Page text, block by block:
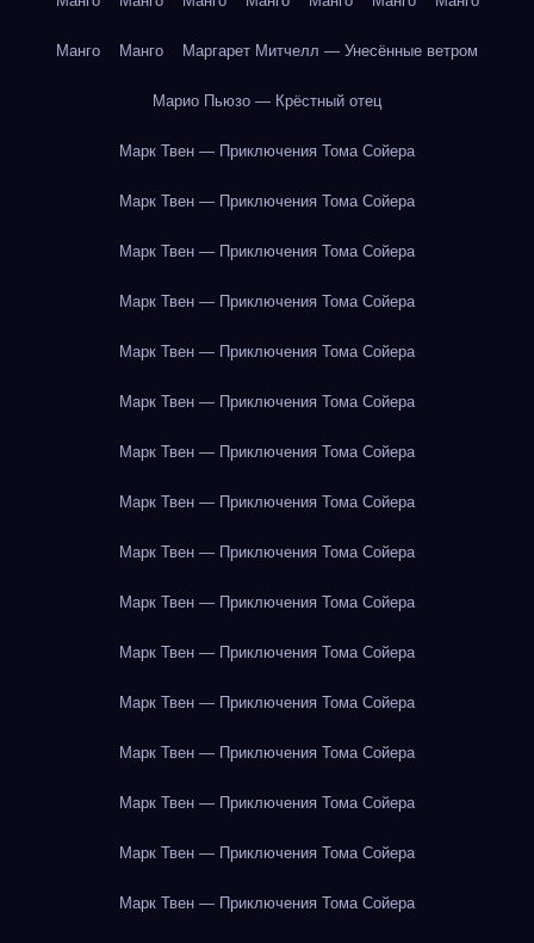
Манго Манго Маргарет Митчелл — Унесённые ветром
Марио Пьюзо — Крёстный отец
Марк Твен — Приключения Тома Сойера
Марк Твен — Приключения Тома Сойера
Марк Твен — Приключения Тома Сойера
Марк Твен — Приключения Тома Сойера
Марк Твен — Приключения Тома Сойера
Марк Твен — Приключения Тома Сойера
Марк Твен — Приключения Тома Сойера
Марк Твен — Приключения Тома Сойера
Марк Твен — Приключения Тома Сойера
Марк Твен — Приключения Тома Сойера
Марк Твен — Приключения Тома Сойера
Марк Твен — Приключения Тома Сойера
Марк Твен — Приключения Тома Сойера
Марк Твен — Приключения Тома Сойера
Марк Твен — Приключения Тома Сойера
Марк Твен — Приключения Тома Сойера